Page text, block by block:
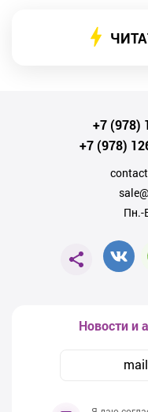
+7 (978)
+7 (978)
Пн.-
Новости и